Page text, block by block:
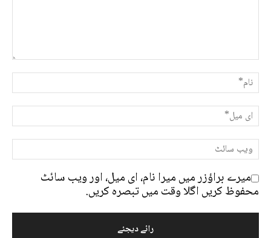
میرے براؤزر میں میرا نام، ای میل، اور ویب سائٹ
محفوظ کریں اگلا وقت میں تبصرہ کریں.